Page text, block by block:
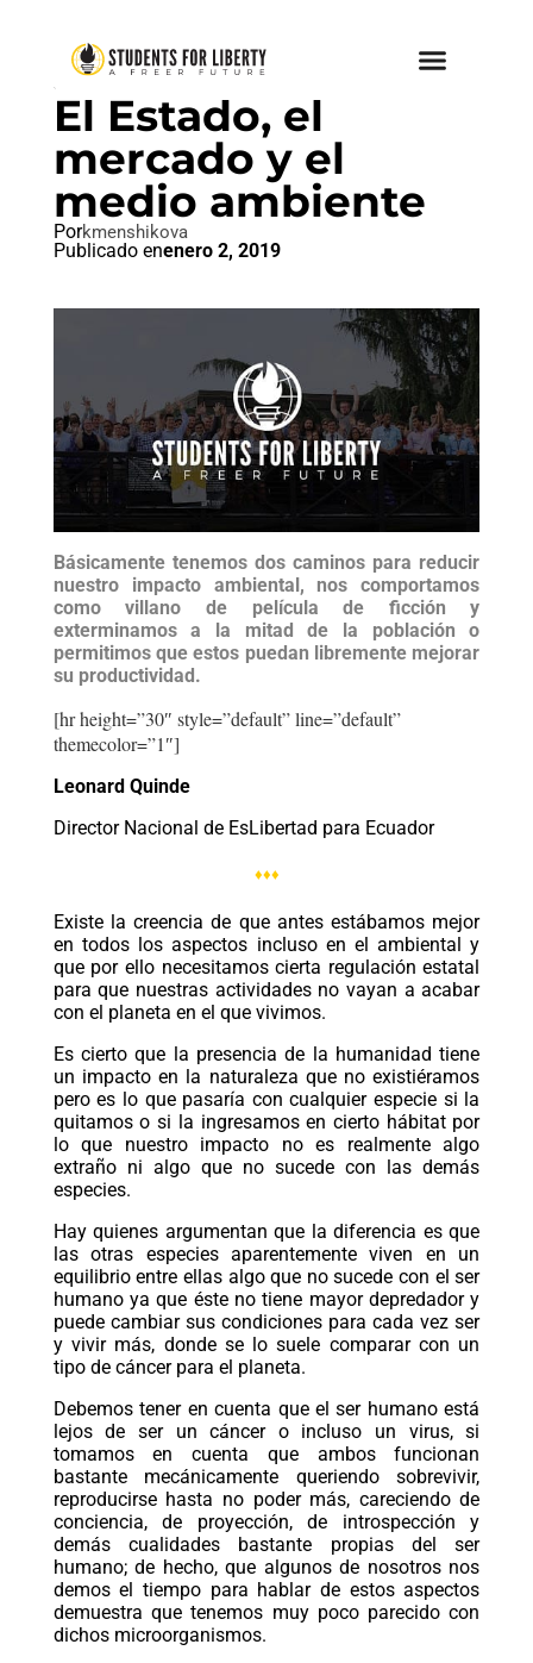
SIN CATEGORIZAR
El Estado, el
mercado y el
medio ambiente
Porkmenshikova
Publicado enenero 2, 2019
Básicamente tenemos dos caminos para reducir
nuestro impacto ambiental, nos comportamos
como villano de película de ficción y
exterminamos a la mitad de la población o
permitimos que estos puedan libremente mejorar
su productividad.
[hr height=”30″ style=”default” line=”default”
themecolor=”1″]
Leonard Quinde
Director Nacional de EsLibertad para Ecuador
♦♦♦
Existe la creencia de que antes estábamos mejor
en todos los aspectos incluso en el ambiental y
que por ello necesitamos cierta regulación estatal
para que nuestras actividades no vayan a acabar
con el planeta en el que vivimos.
Es cierto que la presencia de la humanidad tiene
un impacto en la naturaleza que no existiéramos
pero es lo que pasaría con cualquier especie si la
quitamos o si la ingresamos en cierto hábitat por
lo que nuestro impacto no es realmente algo
extraño ni algo que no sucede con las demás
especies.
Hay quienes argumentan que la diferencia es que
las otras especies aparentemente viven en un
equilibrio entre ellas algo que no sucede con el ser
humano ya que éste no tiene mayor depredador y
puede cambiar sus condiciones para cada vez ser
y vivir más, donde se lo suele comparar con un
tipo de cáncer para el planeta.
Debemos tener en cuenta que el ser humano está
lejos de ser un cáncer o incluso un virus, si
tomamos en cuenta que ambos funcionan
bastante mecánicamente queriendo sobrevivir,
reproducirse hasta no poder más, careciendo de
conciencia, de proyección, de introspección y
demás cualidades bastante propias del ser
humano; de hecho, que algunos de nosotros nos
demos el tiempo para hablar de estos aspectos
demuestra que tenemos muy poco parecido con
dichos microorganismos.